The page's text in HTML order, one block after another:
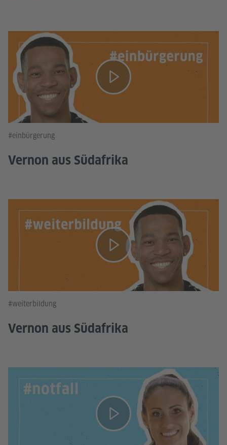
#einbürgerung
Vernon aus Südafrika
#weiterbildung
Vernon aus Südafrika